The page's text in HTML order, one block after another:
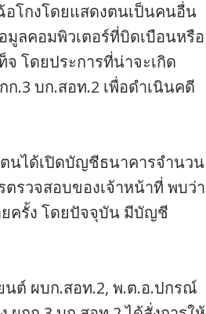
อโกงโดยแสดงตนเป็นคนอื่น
ลคอมพิวเตอร์ที่บิดเบือนหรือ
โดยประการที่น่าจะเกิด
.3 บก.สอท.2 เพื่อดำเนินคดี
นได้เปิดบัญชีธนาคารจำนวน
รวจสอบของเจ้าหน้าที่ พบว่า
ครั้ง โดยปัจจุบัน มีบัญชี
ต์ ผบก.สอท.2, พ.ต.อ.ปกรณ์